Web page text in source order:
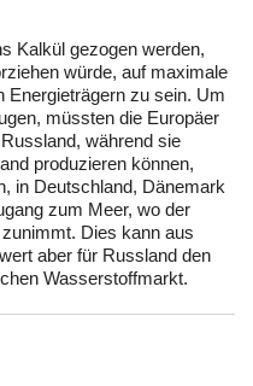
Kalkül gezogen werden,
würde, auf maximale
Energieträgern zu sein. Um
müssten die Europäer
während sie
produzieren können,
in Deutschland, Dänemark
zum Meer, wo der
Dies kann aus
aber für Russland den
Wasserstoffmarkt.